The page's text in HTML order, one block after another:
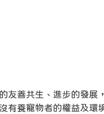
友善共生、進步的發
有養寵物者的權益及環